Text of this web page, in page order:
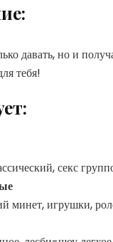
давать, но и
тебя!
секс
минет, игрушки,